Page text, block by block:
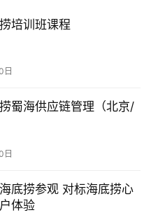
培训班课程
日
蜀海供应链管理（北京/
日
底捞参观 对标海底捞心
体验